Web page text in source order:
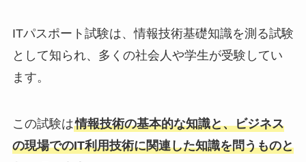
ITパスポート試験は、情報技術基礎知識を測る試験
として知られ、多くの社会人や学生が受験してい
ます。
この試験は情報技術の基本的な知識と、ビジネス
の現場でのIT利用技術に関連した知識を問うものと